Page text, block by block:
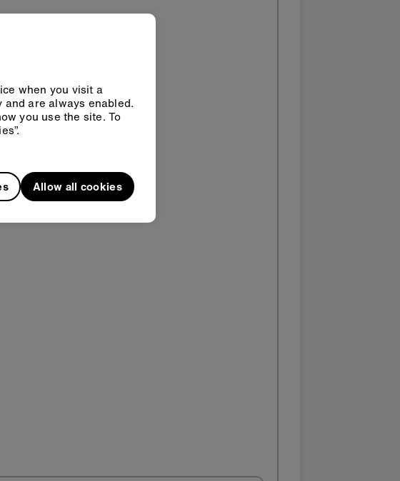
when you visit a
are always enabled.
you use the site. To
Allow all cookies